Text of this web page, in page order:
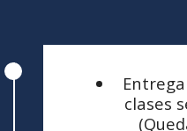
clases